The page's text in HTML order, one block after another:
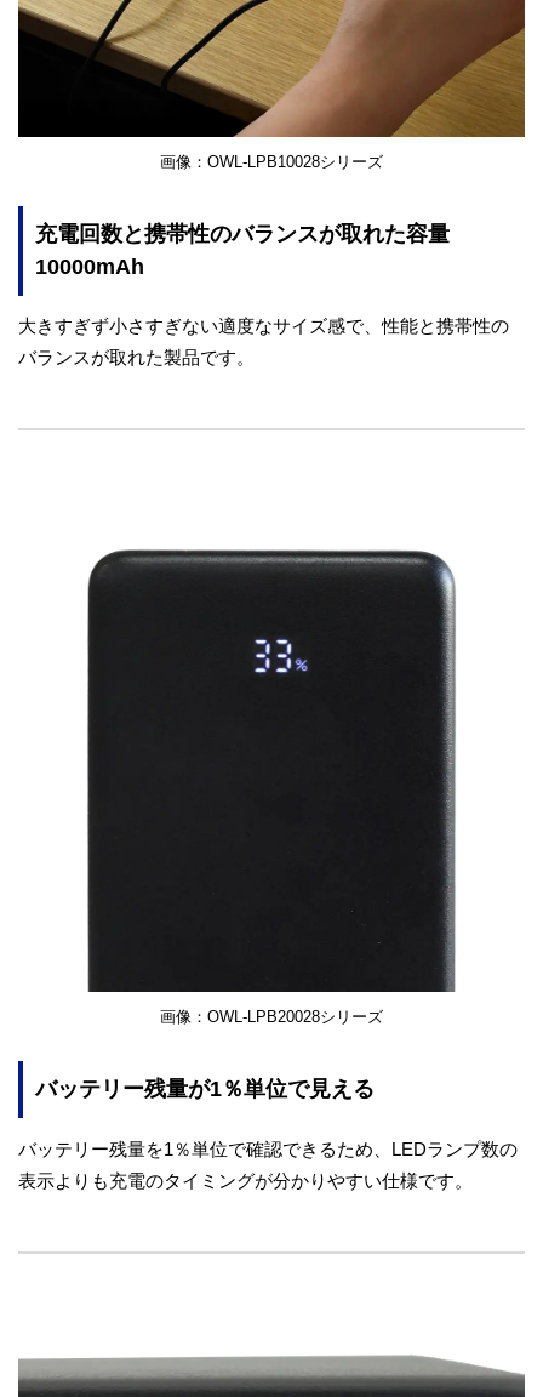
画像：OWL-LPB10028シリーズ
充電回数と携帯性のバランスが取れた容量
10000mAh
大きすぎず小さすぎない適度なサイズ感で、性能と携帯性の
バランスが取れた製品です。
画像：OWL-LPB20028シリーズ
バッテリー残量が1％単位で見える
バッテリー残量を1％単位で確認できるため、LEDランプ数の
表示よりも充電のタイミングが分かりやすい仕様です。